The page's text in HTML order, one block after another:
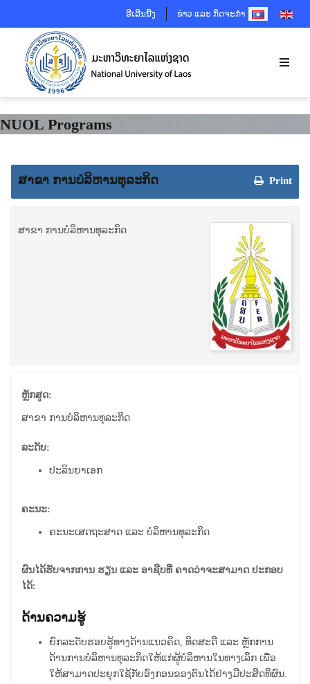
ອີເລີນນີ້ງ ຂ່າວ ແລະ ກິດຈະກຳSELECT YOUR
NUOL Programs
Print
ສາຂາ ການບໍລິຫານທຸລະກິດ
ສາຂາ ການບໍລິຫານທຸລະກິດ
ຫຼັກສູດ:
ສາຂາ ການບໍລິຫານທຸລະກິດ
ລະດັບ:
ປະລິນຍາເອກ
ຄະນະ:
ຄະນະເສດຖະສາດ ແລະ ບໍລິຫານທຸລະກິດ
ຜົນໄດ້ຮັບຈາກການ ຮຽນ ແລະ ອາຊີບທີ່ ຄາດວ່າຈະສາມາດ ປະກອບ
ໄດ້:
ດ້ານຄວາມຮູ້
ຍົກລະດັບຮອບຮູ້ທາງດ້ານແນວຄິດ, ທິດສະດີ ແລະ ຫຼັກການ
ດ້ານການບໍລິຫານທຸລະກິດໃຫ້ແກ່ຜູ້ບໍລິຫານໃນທາງເລິກ ເພື່ອ
ໃຫ້ສາມາດປະຍຸກໃຊ້ກັບອົງກອນຂອງຕົນໄດ້ຢ່າງມີປະສິດທິຜົນ.